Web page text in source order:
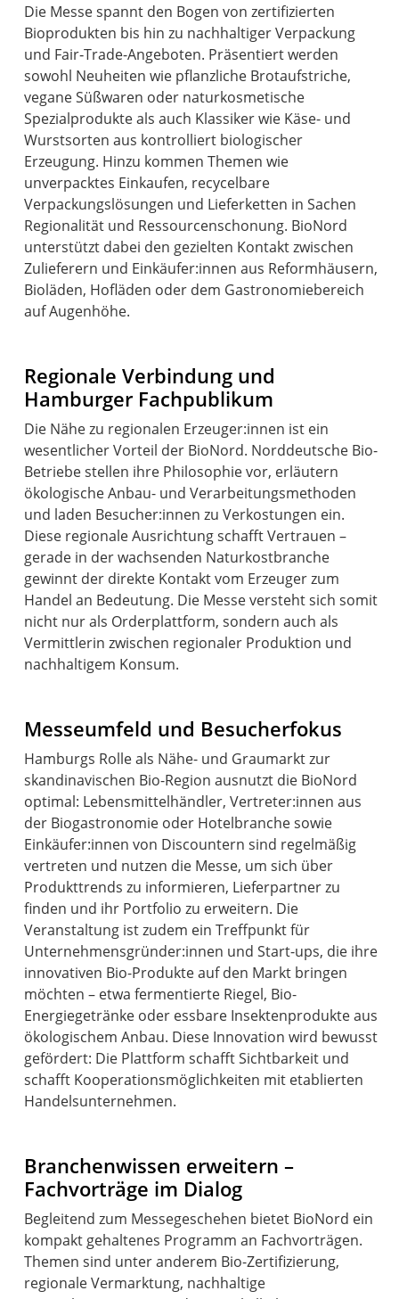
Die Messe spannt den Bogen von zertifizierten
Bioprodukten bis hin zu nachhaltiger Verpackung
und Fair‑Trade-Angeboten. Präsentiert werden
sowohl Neuheiten wie pflanzliche Brotaufstriche,
vegane Süßwaren oder naturkosmetische
Spezialprodukte als auch Klassiker wie Käse- und
Wurstsorten aus kontrolliert biologischer
Erzeugung. Hinzu kommen Themen wie
unverpacktes Einkaufen, recycelbare
Verpackungslösungen und Lieferketten in Sachen
Regionalität und Ressourcenschonung. BioNord
unterstützt dabei den gezielten Kontakt zwischen
Zulieferern und Einkäufer:innen aus Reformhäusern,
Bioläden, Hofläden oder dem Gastronomiebereich
Regionale Verbindung und
Hamburger Fachpublikum
Die Nähe zu regionalen Erzeuger:innen ist ein
wesentlicher Vorteil der BioNord. Norddeutsche Bio-
Betriebe stellen ihre Philosophie vor, erläutern
ökologische Anbau- und Verarbeitungsmethoden
und laden Besucher:innen zu Verkostungen ein.
Diese regionale Ausrichtung schafft Vertrauen –
gerade in der wachsenden Naturkostbranche
gewinnt der direkte Kontakt vom Erzeuger zum
Handel an Bedeutung. Die Messe versteht sich somit
nicht nur als Orderplattform, sondern auch als
Vermittlerin zwischen regionaler Produktion und
nachhaltigem Konsum.
Messeumfeld und Besucherfokus
Hamburgs Rolle als Nähe- und Graumarkt zur
skandinavischen Bio-Region ausnutzt die BioNord
optimal: Lebensmittelhändler, Vertreter:innen aus
der Biogastronomie oder Hotelbranche sowie
Einkäufer:innen von Discountern sind regelmäßig
vertreten und nutzen die Messe, um sich über
Produkttrends zu informieren, Lieferpartner zu
finden und ihr Portfolio zu erweitern. Die
Veranstaltung ist zudem ein Treffpunkt für
Unternehmensgründer:innen und Start-ups, die ihre
innovativen Bio-Produkte auf den Markt bringen
möchten – etwa fermentierte Riegel, Bio-
Energiegetränke oder essbare Insektenprodukte aus
ökologischem Anbau. Diese Innovation wird bewusst
gefördert: Die Plattform schafft Sichtbarkeit und
schafft Kooperationsmöglichkeiten mit etablierten
Handelsunternehmen.
Branchenwissen erweitern –
Fachvorträge im Dialog
Begleitend zum Messegeschehen bietet BioNord ein
kompakt gehaltenes Programm an Fachvorträgen.
Themen sind unter anderem Bio-Zertifizierung,
regionale Vermarktung, nachhaltige